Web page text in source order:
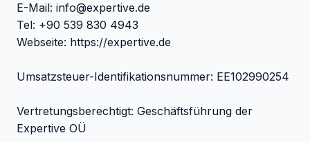
E-Mail: info@expertive.de
Tel: +90 539 830 4943
Webseite: https://expertive.de
Umsatzsteuer-Identifikationsnummer: EE102990254
Vertretungsberechtigt: Geschäftsführung der
Expertive OÜ